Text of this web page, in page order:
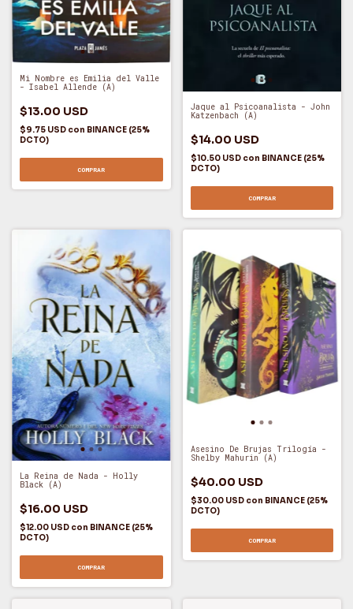
Mi Nombre es Emilia del Valle
- Isabel Allende (A)
$13.00 USD
$9.75 USD con BINANCE (25%
DCTO)
COMPRAR
Jaque al Psicoanalista - John
Katzenbach (A)
$14.00 USD
$10.50 USD con BINANCE (25%
DCTO)
COMPRAR
La Reina de Nada - Holly
Black (A)
$16.00 USD
$12.00 USD con BINANCE (25%
DCTO)
COMPRAR
Asesino De Brujas Trilogía -
Shelby Mahurin (A)
$40.00 USD
$30.00 USD con BINANCE (25%
DCTO)
COMPRAR